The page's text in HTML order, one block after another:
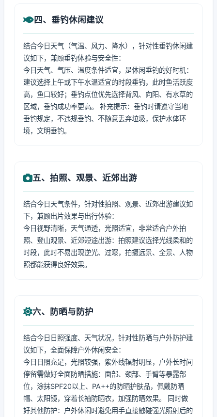
四、垂钓休闲建议
结合今日天气（气温、风力、降水），针对性垂钓休闲建
议如下，兼顾垂钓体验与安全性：
今日天气、气压、温度条件适宜，是休闲垂钓的好时机：
建议选择上午或下午水温适宜的时段垂钓，此时鱼活跃度
高，鱼口较好；垂钓点位优先选择背风、向阳、有水草的
区域，垂钓成功率更高。 补充提示：垂钓时请遵守当地
垂钓规定，不违规垂钓、不随意丢弃垃圾，保护水体环
境，文明垂钓。
五、拍照、观景、近郊出游
结合今日天气条件，针对性拍照、观景、近郊出游建议如
下，兼顾出片效果与出行体验：
今日视野清晰，天气通透，光照适宜，非常适合户外拍
照、登山观景、近郊短途出游：拍照建议选择光线柔和的
时段，此时不易出现逆光、过曝，拍摄远景、全景、人物
照都能获得良好效果。
六、防晒与防护
结合今日日照强度、天气状况，针对性防晒与户外防护建
议如下，全面保障户外休闲安全：
今日日照充足，光照较强，紫外线辐射明显，户外长时间
停留需做好全面防晒措施：面部、颈部、手臂等暴露部
位，涂抹SPF20以上、PA++的防晒护肤品，佩戴防晒
帽、太阳镜，穿着长袖防晒衣，加强防晒效果。 同时做
好其他防护：户外休闲时避免用手直接触碰强光照射后的